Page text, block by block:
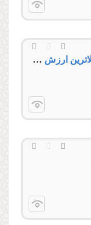
عشق و محبت الهی؛ راه دستیابی به بالاترین ارزش عمل